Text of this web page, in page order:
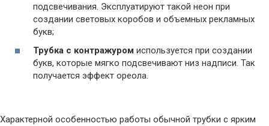
подсвечивания. Эксплуатируют такой неон при
создании световых коробов и объемных рекламных
букв;
Трубка с контражуром используется при создании
букв, которые мягко подсвечивают низ надписи. Так
получается эффект ореола.
Характерной особенностью работы обычной трубки с ярким